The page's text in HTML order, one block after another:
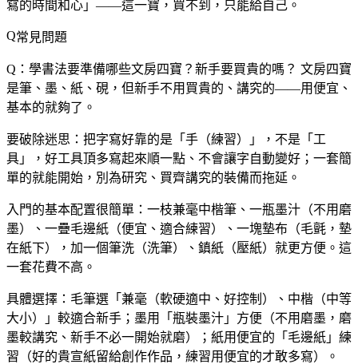
寫的時間和心」——這一寶，買不到，只能給自己。
常見問題
Q：學書法要準備哪些文房四寶？新手要買貴的嗎？ 文房四寶
是筆、墨、紙、硯，但新手不用買貴的、講究的——用便宜、
基本的就夠了。
要破除迷思：把字寫好靠的是「手（練習）」，不是「工
具」，好工具頂多寫起來順一點、不會讓字自動變好；一套簡
單的就能開始，別為研究、買齊講究的裝備而拖延。
入門的基本配置很簡單：一枝兼毫中楷筆、一瓶墨汁（不用磨
墨）、一疊毛邊紙（便宜、適合練習）、一塊墊布（毛氈，墊
在紙下），加一個筆洗（洗筆）、鎮紙（壓紙）就更方便。這
一套花費不高。
具體選擇：毛筆選「兼毫（軟硬適中、好控制）、中楷（中等
大小）」較適合新手；墨用「瓶裝墨汁」方便（不用磨墨，磨
墨較講究、新手不必一開始就磨）；紙用便宜的「毛邊紙」練
習（好的貴宣紙留給創作作品，練習用便宜的才敢多寫）。